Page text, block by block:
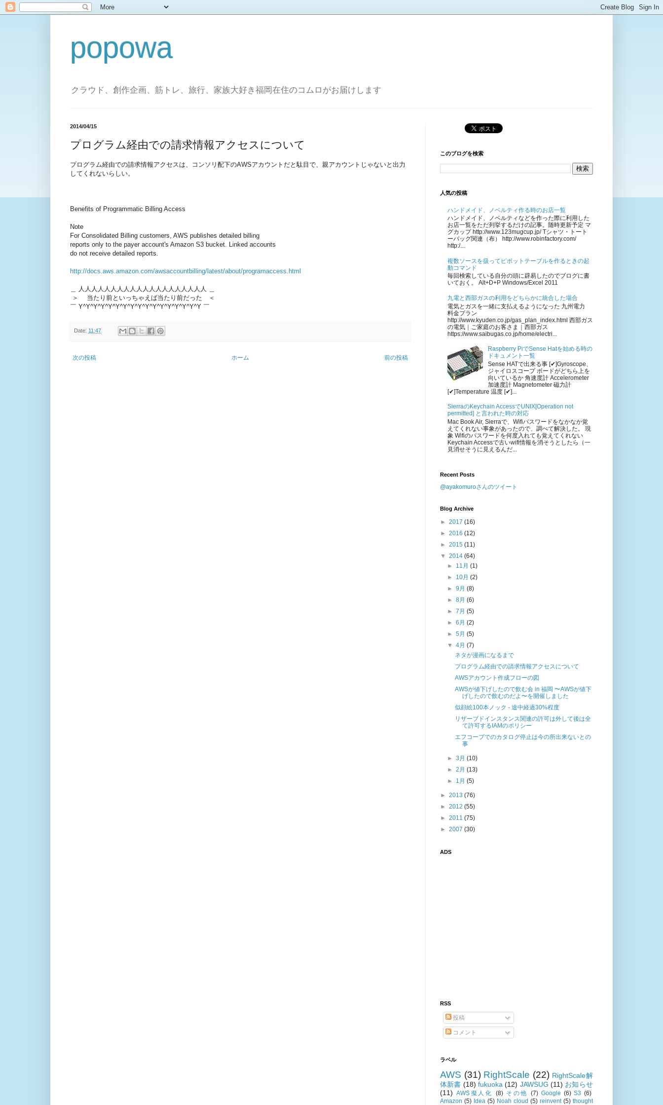
popowa
クラウド、創作企画、筋トレ、旅行、家族大好き福岡在住のコムロがお届けします
2014/04/15
プログラム経由での請求情報アクセスについて
プログラム経由での請求情報アクセスは、コンソリ配下のAWSアカウントだと駄目で、親アカウントじゃないと出力
してくれないらしい。
Benefits of Programmatic Billing Access
Note
For Consolidated Billing customers, AWS publishes detailed billing
reports only to the payer account's Amazon S3 bucket. Linked accounts
do not receive detailed reports.
http://docs.aws.amazon.com/awsaccountbilling/latest/about/programaccess.html
＿ 人人人人人人人人人人人人人人人人人人人人 ＿
＞ 当たり前といっちゃえば当たり前だった ＜
￣ Y^Y^Y^Y^Y^Y^Y^Y^Y^Y^Y^Y^Y^Y^Y^Y^Y ￣
Date: 11:47
次の投稿 前の投稿
ホーム
このブログを検索
人気の投稿
ハンドメイド、ノベルティ作る時のお店一覧
ハンドメイド、ノベルティなどを作った際に利用した
お店一覧をただ列挙するだけの記事。随時更新予定 マ
グカップ http://www.123mugcup.jp/ Tシャツ・トート
ーバッグ関連（布） http://www.robinfactory.com/
http:/...
複数ソースを扱ってピボットテーブルを作るときの起
動コマンド
毎回検索している自分の頭に辟易したのでブログに書
いておく。 Alt+D+P Windows/Excel 2011
九電と西部ガスの利用をどちらかに統合した場合
電気とガスを一緒に支払えるようになった 九州電力
料金プラン
http://www.kyuden.co.jp/gas_plan_index.html 西部ガス
の電気｜ご家庭のお客さま｜西部ガス
https://www.saibugas.co.jp/home/electri...
Raspberry PiでSense Hatを始める時の
ドキュメント一覧
Sense HATで出来る事 [✔︎]Gyroscope、
ジャイロスコープ ボードがどちら上を
向いているか 角速度計 Accelerometer
加速度計 Magnetometer 磁力計
[✔︎]Temperature 温度 [✔︎]...
SierraのKeychain AccessでUNIX[Operation not
permitted] と言われた時の対応
Mac Book Air, Sierraで、Wifiパスワードをなかなか覚
えてくれない事象があったので、調べて解決した。 現
象 Wifiのパスワードを何度入れても覚えてくれない
Keychain Accessで古いwifi情報を消そうとしたら（一
見消せそうに見えるんだ...
Recent Posts
@ayakomuroさんのツイート
Blog Archive
► 2017 (16)
► 2016 (12)
► 2015 (11)
▼ 2014 (64)
► 11月(1)
► 10月(2)
►9月(8)
►8月(6)
►7月(5)
►6月(2)
►5月(5)
▼4月(7)
ネタが漫画になるまで
プログラム経由での請求情報アクセスについて
AWSアカウント作成フローの図
AWSが値下げしたので飲む会 in 福岡 〜AWSが値下
げしたので飲むのだよ〜を開催しました
似顔絵100本ノック - 途中経過30%程度
リザーブドインスタンス関連の許可は外して後は全
て許可するIAMのポリシー
エフコープでのカタログ停止は今の所出来ないとの
事
►3月(10)
►2月(13)
► 1月(5)
► 2013 (76)
► 2012 (55)
► 2011 (75)
► 2007 (30)
ADS
RSS
投稿
コメント
ラベル
AWS (31) RightScale (22) RightScale解
体新書 (18) fukuoka (12) JAWSUG (11) お知らせ
(11) AWS擬人化 (8) その他 (7) Google (6) S3 (6)
Amazon (5) Idea (5) Noah cloud (5) reinvent (5) thought